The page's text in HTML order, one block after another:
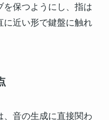
を保つようにし、指は
に近い形で鍵盤に触れ
、音の生成に直接関わ